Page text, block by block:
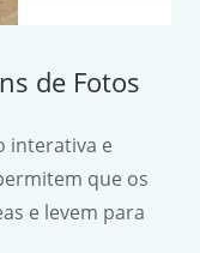
de Fotos
interativa e
que os
e levem para